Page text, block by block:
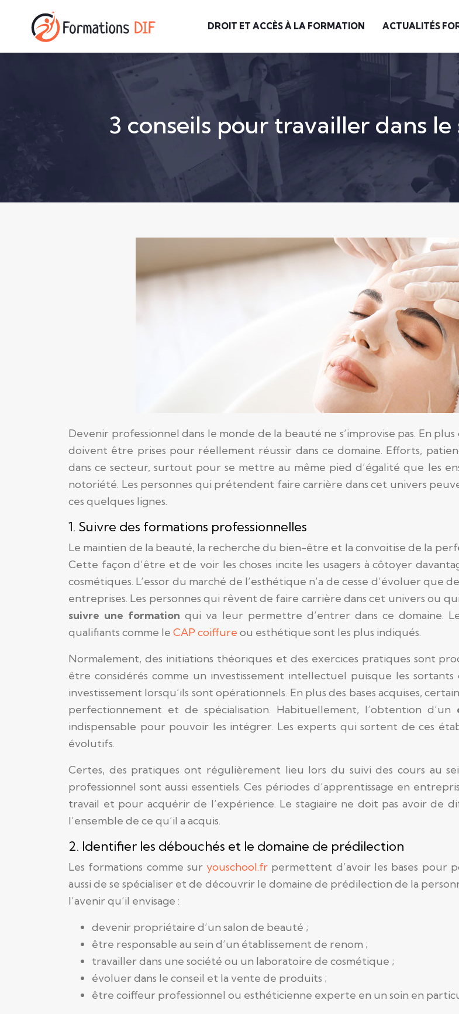
DROIT ET ACCÈS À LA FORMATION ACTUALITÉS
3 conseils pour travailler dans
Devenir professionnel dans le monde de la beauté ne s’improvise pas. En
doivent être prises pour réellement réussir dans ce domaine. Efforts,
dans ce secteur, surtout pour se mettre au même pied d’égalité que les
notoriété. Les personnes qui prétendent faire carrière dans cet univers
ces quelques lignes.
1. Suivre des formations professionnelles
Le maintien de la beauté, la recherche du bien-être et la convoitise de la
Cette façon d’être et de voir les choses incite les usagers à côtoyer
cosmétiques. L’essor du marché de l’esthétique n’a de cesse d’évoluer que
entreprises. Les personnes qui rêvent de faire carrière dans cet univers ou
suivre une formation qui va leur permettre d’entrer dans ce domaine.
qualifiants comme le CAP coiffure ou esthétique sont les plus indiqués.
Normalement, des initiations théoriques et des exercices pratiques sont
être considérés comme un investissement intellectuel puisque les
investissement lorsqu’ils sont opérationnels. En plus des bases acquises,
perfectionnement et de spécialisation. Habituellement, l’obtention d’un
indispensable pour pouvoir les intégrer. Les experts qui sortent de ces
évolutifs.
Certes, des pratiques ont régulièrement lieu lors du suivi des cours au
professionnel sont aussi essentiels. Ces périodes d’apprentissage en
travail et pour acquérir de l’expérience. Le stagiaire ne doit pas avoir
l’ensemble de ce qu’il a acquis.
2. Identifier les débouchés et le domaine de prédilection
Les formations comme suryouschool.fr permettent d’avoir les bases pour
aussi de se spécialiser et de découvrir le domaine de prédilection de la
l’avenir qu’il envisage :
devenir propriétaire d’un salon de beauté ;
être responsable au sein d’un établissement de renom ;
travailler dans une société ou un laboratoire de cosmétique ;
évoluer dans le conseil et la vente de produits ;
être coiffeur professionnel ou esthéticienne experte en un soin en